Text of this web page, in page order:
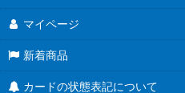
マイページ
新着商品
カードの状態表記について